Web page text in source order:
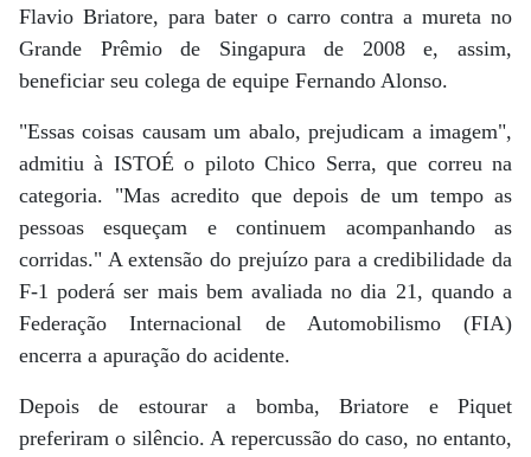
Flavio Briatore, para bater o carro contra a mureta no
Grande Prêmio de Singapura de 2008 e, assim,
beneficiar seu colega de equipe Fernando Alonso.
"Essas coisas causam um abalo, prejudicam a imagem",
admitiu à ISTOÉ o piloto Chico Serra, que correu na
categoria. "Mas acredito que depois de um tempo as
pessoas esqueçam e continuem acompanhando as
corridas." A extensão do prejuízo para a credibilidade da
F-1 poderá ser mais bem avaliada no dia 21, quando a
Federação Internacional de Automobilismo (FIA)
encerra a apuração do acidente.
Depois de estourar a bomba, Briatore e Piquet
preferiram o silêncio. A repercussão do caso, no entanto,